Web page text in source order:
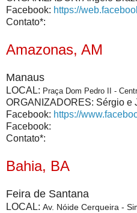
Facebook: https://
Contato*:
Amazonas, AM
Manaus
LOCAL: Praça Dom Pedro II -
ORGANIZADORES: Sérgio e
Facebook: https://
Facebook:
Contato*:
Bahia, BA
Feira de Santana
LOCAL: Av. Nóide Cerqueira -